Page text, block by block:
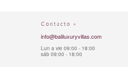
Contacto »
info@baliluxuryvillas.com
Lun a vie 09:00 - 18:00
sáb 09:00 - 18:00